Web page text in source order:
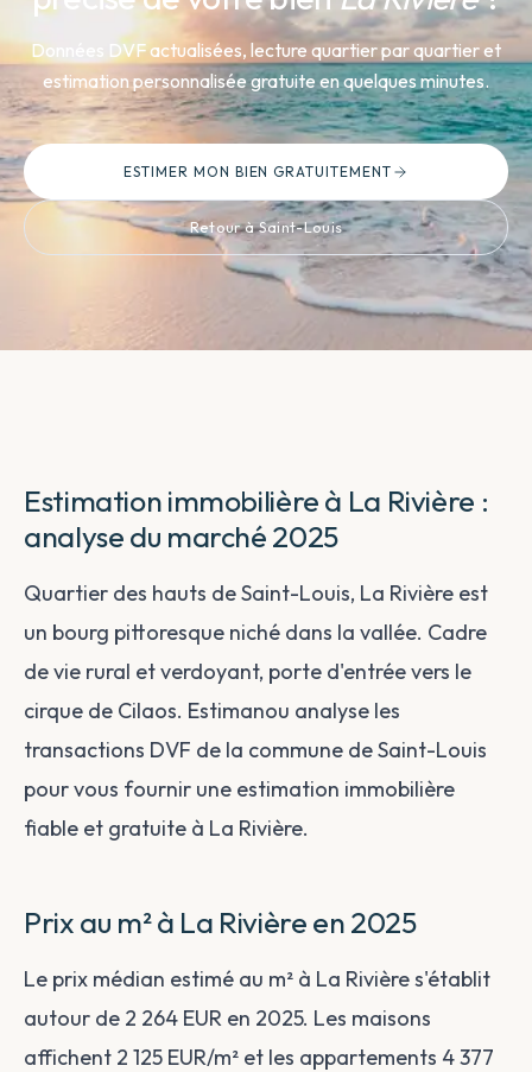
Données DVF actualisées, lecture quartier par quartier et
estimation personnalisée gratuite en quelques minutes.
ESTIMER MON BIEN GRATUITEMENT
Retour à Saint-Louis
Estimation immobilière à La Rivière :
analyse du marché 2025
Quartier des hauts de Saint-Louis, La Rivière est
un bourg pittoresque niché dans la vallée. Cadre
de vie rural et verdoyant, porte d'entrée vers le
cirque de Cilaos. Estimanou analyse les
transactions DVF de la commune de Saint-Louis
pour vous fournir une estimation immobilière
fiable et gratuite à La Rivière.
Prix au m² à La Rivière en 2025
Le prix médian estimé au m² à La Rivière s'établit
autour de 2 264 EUR en 2025. Les maisons
affichent 2 125 EUR/m² et les appartements 4 377